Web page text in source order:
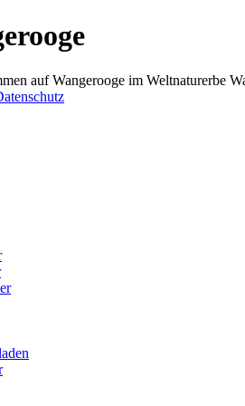
auf Wangerooge im Weltnaturerbe